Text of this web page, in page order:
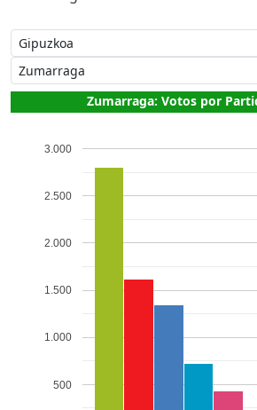
Zumarraga: Votos por
500
1.000
1.500
2.000
2.500
3.000